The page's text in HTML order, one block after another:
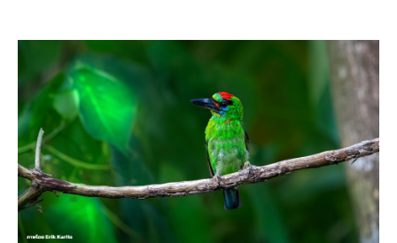
โครงสร้างองค์กร
คณะกรรมการมูลนิธิ
คณะกรรมการบริหารสถาบัน
คณะผู้บริหาร
สิ่งแวดล้อมอุตสาหกรรม
อุตสาหกรรมยั่งยืน
มลพิษอุตสาหกรรม
สิ่งแวดล้อมเมืองและชุมชน
ชุมชนและเมืองน่าอยู่
ขยะชุมชน-ขยะอาหาร
การผลิตและการบริโภคยั่งยืน
ฉลากเขียว
ฉลากสิ่งแวดล้อม
ทรัพยากรธรรมชาติ
การเปลี่ยนแปลงสภาพภูมิอากาศ
คลังความรู้
บทความ
อินโฟกราฟิก | โปสเตอร์
คลิปวิดีโอ
กิจกรรมข่าวสาร
กิจกรรมของเรา
ข่าวสิ่งแวดล้อม
ร่วมงานกับเรา
งาน
ติดต่อเรา